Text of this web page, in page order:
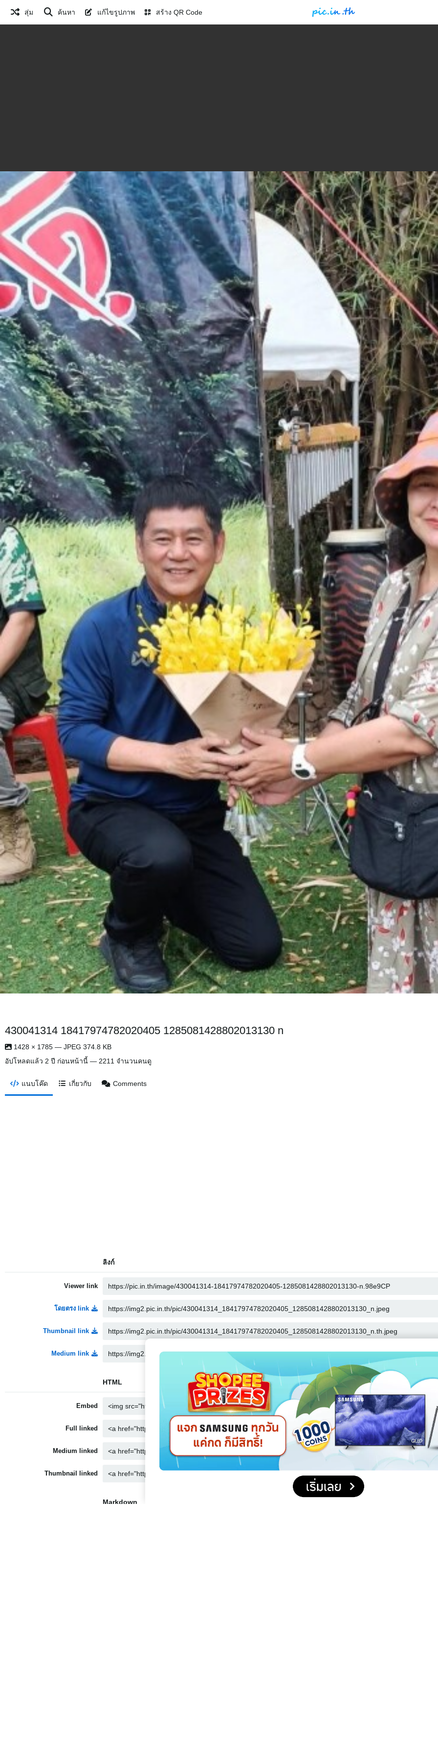
สุ่ม ค้นหา แก้ไขรูปภาพ สร้าง QR Code
430041314 18417974782020405 1285081428802013130 n
1428 × 1785 — JPEG 374.8 KB
อัปโหลดแล้ว 2 ปี ก่อนหน้านี้ — 2211 จำนวนคนดู
แนบโค๊ด เกี่ยวกับ Comments
ลิงก์
Viewer link
โดยตรง link
Thumbnail link
Medium link
HTML
Embed
Full linked
Medium linked
Thumbnail linked
Markdown